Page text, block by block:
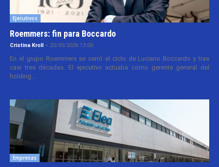
Ejecutivos
Roemmers: fin para Boccardo
Cristina Kroll - 20/05/2026 13:00
En el grupo Roemmers se cerró el ciclo de Luciano Boccardo y tras
casi tres décadas. El ejecutivo actuaba como gerente general del
holding...
Empresas